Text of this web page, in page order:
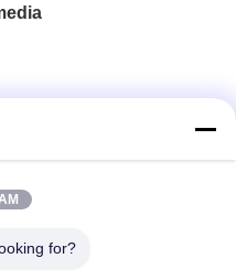
for?